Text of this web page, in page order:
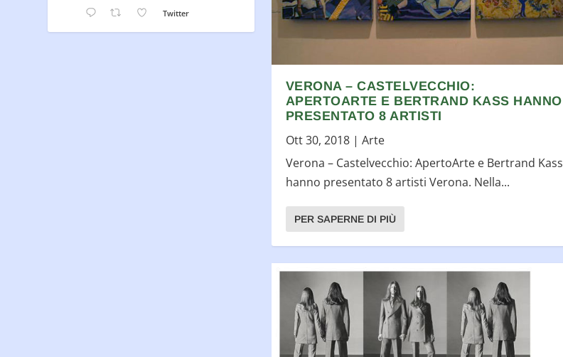
VERONA – CASTELVECCHIO:
APERTOARTE E BERTRAND KASS HANNO
PRESENTATO 8 ARTISTI
Ott 30, 2018| Arte
Verona – Castelvecchio: ApertoArte e Bertrand Kass
hanno presentato 8 artisti Verona. Nella...
PER SAPERNE DI PIÙ
Twitter